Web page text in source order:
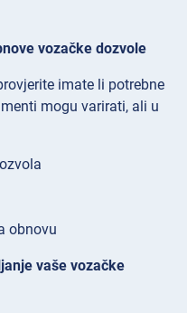
vozačke dozvole
imate li potrebne
mogu varirati, ali u
obnovu
vaše vozačke